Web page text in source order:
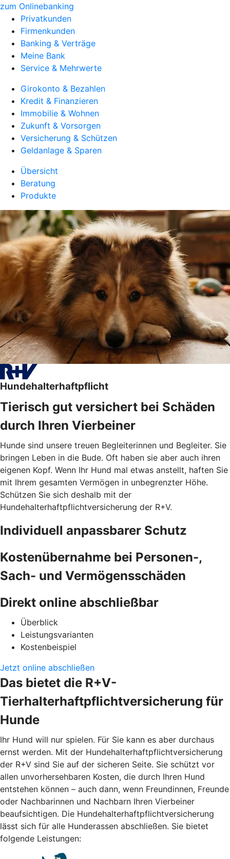
zum Onlinebanking
Privatkunden
Firmenkunden
Banking & Verträge
Meine Bank
Service & Mehrwerte
Girokonto & Bezahlen
Kredit & Finanzieren
Immobilie & Wohnen
Zukunft & Vorsorgen
Versicherung & Schützen
Geldanlage & Sparen
Übersicht
Beratung
Produkte
Hundehalterhaftpflicht
Tierisch gut versichert bei Schäden
durch Ihren Vierbeiner
Hunde sind unsere treuen Begleiterinnen und Begleiter. Sie
bringen Leben in die Bude. Oft haben sie aber auch ihren
eigenen Kopf. Wenn Ihr Hund mal etwas anstellt, haften Sie
mit Ihrem gesamten Vermögen in unbegrenzter Höhe.
Schützen Sie sich deshalb mit der
Hundehalterhaftpflichtversicherung der R+V.
Individuell anpassbarer Schutz
Kostenübernahme bei Personen-,
Sach- und Vermögensschäden
Direkt online abschließbar
Überblick
Leistungsvarianten
Kostenbeispiel
Jetzt online abschließen
Das bietet die R+V-
Tierhalterhaftpflichtversicherung für
Hunde
Ihr Hund will nur spielen. Für Sie kann es aber durchaus
ernst werden. Mit der Hundehalterhaftpflichtversicherung
der R+V sind Sie auf der sicheren Seite. Sie schützt vor
allen unvorhersehbaren Kosten, die durch Ihren Hund
entstehen können – auch dann, wenn Freundinnen, Freunde
oder Nachbarinnen und Nachbarn Ihren Vierbeiner
beaufsichtigen. Die Hundehalterhaftpflichtversicherung
lässt sich für alle Hunderassen abschließen. Sie bietet
folgende Leistungen: